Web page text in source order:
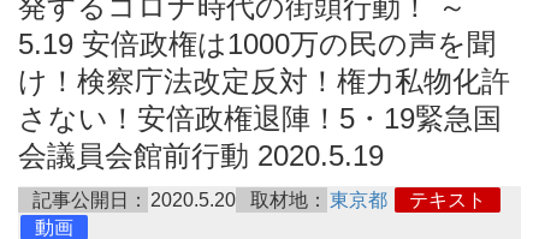
発するコロナ時代の街頭行動！ ～
5.19 安倍政権は1000万の民の声を聞
け！検察庁法改定反対！権力私物化許
さない！安倍政権退陣！5・19緊急国
会議員会館前行動 2020.5.19
記事公開日： 2020.5.20 取材地： 東京都
テキスト
動画